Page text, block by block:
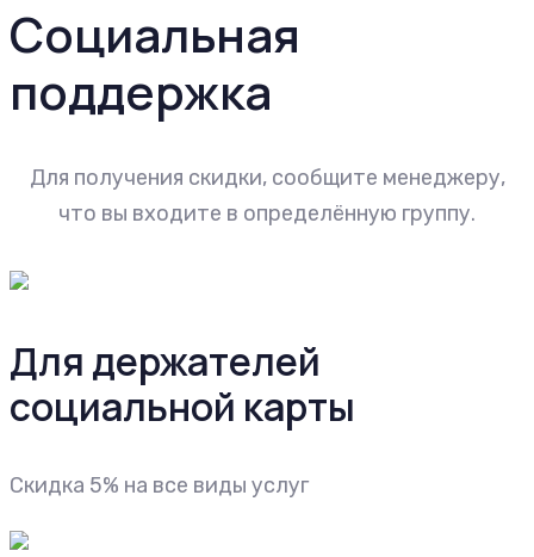
Социальная
поддержка
Для получения скидки, сообщите менеджеру,
что вы входите в определённую группу.
Для держателей
социальной карты
Скидка 5% на все виды услуг